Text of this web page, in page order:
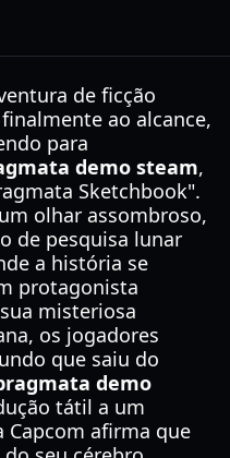
de ficção
ao alcance,
para
demo steam,
Sketchbook".
olhar assombroso,
de pesquisa lunar
a história se
protagonista
misteriosa
os jogadores
que saiu do
demo
tátil a um
Capcom afirma que